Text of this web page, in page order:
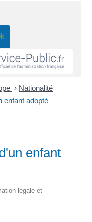
> Nationalité
enfant adopté
enfant
légale et